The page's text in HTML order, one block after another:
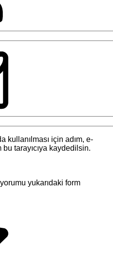
kullanılması için adım, e-
tarayıcıya kaydedilsin.
yukarıdaki form